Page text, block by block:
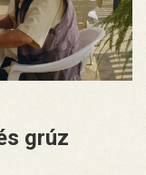
grúz